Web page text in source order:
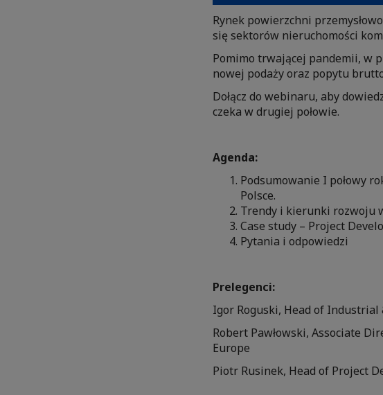
Rynek powierzchni
się sektorów nieruchomości
Pomimo trwającej pandemii, w
nowej podaży oraz popytu
Dołącz do webinaru, aby
czeka w drugiej połowie.
Agenda:
Podsumowanie I połowy
Polsce.
Trendy i kierunki rozwoju
Case study – Project
Pytania i odpowiedzi
Prelegenci:
Igor Roguski, Head of
Robert Pawłowski, Associate
Europe
Piotr Rusinek, Head of Project